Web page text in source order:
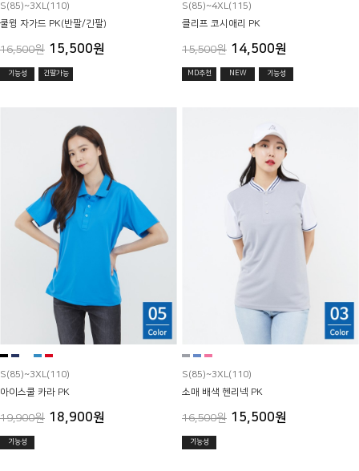
S(85)~3XL(110)
쿨윙 자가드 PK(반팔/긴팔)
16,500원 15,500원
기능성 긴팔가능
S(85)~4XL(115)
클리프 코시애리 PK
15,500원 14,500원
MD추천 NEW 기능성
S(85)~3XL(110)
아이스쿨 카라 PK
19,900원 18,900원
기능성
S(85)~3XL(110)
소매 배색 헨리넥 PK
16,500원 15,500원
기능성